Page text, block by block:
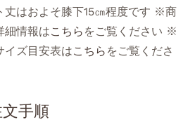
丈はおよそ膝下15㎝程度です ※商
細情報はこちら をご覧ください ※
イズ目安表はこちら をご覧くださ
手順